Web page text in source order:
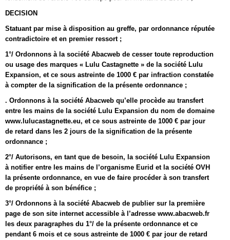
DECISION
Statuant par mise à disposition au greffe, par ordonnance réputée
contradictoire et en premier ressort ;
1°/ Ordonnons à la société Abacweb de cesser toute reproduction
ou usage des marques « Lulu Castagnette » de la société Lulu
Expansion, et ce sous astreinte de 1000 € par infraction constatée
à compter de la signification de la présente ordonnance ;
. Ordonnons à la société Abacweb qu’elle procède au transfert
entre les mains de la société Lulu Expansion du nom de domaine
www.lulucastagnette.eu, et ce sous astreinte de 1000 € par jour
de retard dans les 2 jours de la signification de la présente
ordonnance ;
2°/ Autorisons, en tant que de besoin, la société Lulu Expansion
à notifier entre les mains de l’organisme Eurid et la société OVH
la présente ordonnance, en vue de faire procéder à son transfert
de propriété à son bénéfice ;
3°/ Ordonnons à la société Abacweb de publier sur la première
page de son site internet accessible à l’adresse www.abacweb.fr
les deux paragraphes du 1°/ de la présente ordonnance et ce
pendant 6 mois et ce sous astreinte de 1000 € par jour de retard